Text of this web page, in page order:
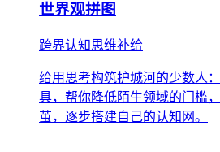
世界观拼图
跨界认知思维补给
给用思考构筑护城河的少数人
具，帮你降低陌生领域的门槛
茧，逐步搭建自己的认知网。